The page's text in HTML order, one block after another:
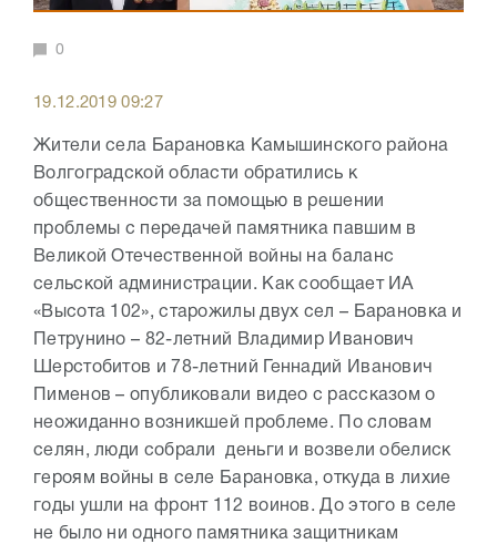
0
19.12.2019 09:27
Жители села Барановка Камышинского района
Волгоградской области обратились к
общественности за помощью в решении
проблемы с передачей памятника павшим в
Великой Отечественной войны на баланс
сельской администрации. Как сообщает ИА
«Высота 102», старожилы двух сел – Барановка и
Петрунино – 82-летний Владимир Иванович
Шерстобитов и 78-летний Геннадий Иванович
Пименов – опубликовали видео с рассказом о
неожиданно возникшей проблеме. По словам
селян, люди собрали деньги и возвели обелиск
героям войны в селе Барановка, откуда в лихие
годы ушли на фронт 112 воинов. До этого в селе
не было ни одного памятника защитникам